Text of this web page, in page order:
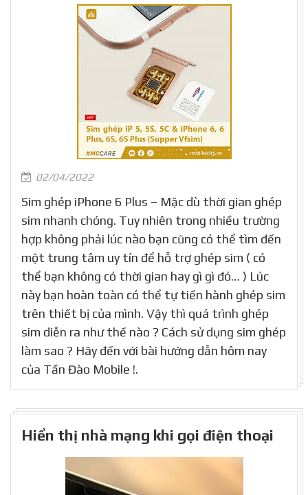
02/04/2022
Sim ghép iPhone 6 Plus – Mặc dù thời gian ghép
sim nhanh chóng. Tuy nhiên trong nhiều trường
hợp không phải lúc nào bạn cũng có thể tìm đến
một trung tâm uy tín để hỗ trợ ghép sim ( có
thể bạn không có thời gian hay gì gì đó… ) Lúc
này bạn hoàn toàn có thể tự tiến hành ghép sim
trên thiết bị của mình. Vậy thì quá trình ghép
sim diễn ra như thế nào ? Cách sử dụng sim ghép
làm sao ? Hãy đến với bài hướng dẫn hôm nay
của Tấn Đào Mobile !.
Hiển thị nhà mạng khi gọi điện thoại